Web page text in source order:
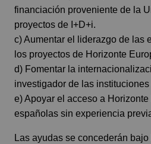
financiación proveniente de la
proyectos de I+D+i.
c) Aumentar el liderazgo de las
los proyectos de Horizonte
d) Fomentar la
investigador de las
e) Apoyar el acceso a
españolas sin experiencia
Las ayudas se concederán